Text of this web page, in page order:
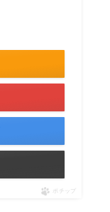
ポチップ